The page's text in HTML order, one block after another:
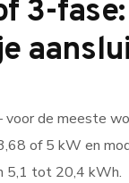
3-
de meeste
of 5 kW en
5,1 tot 20,4 kWh.